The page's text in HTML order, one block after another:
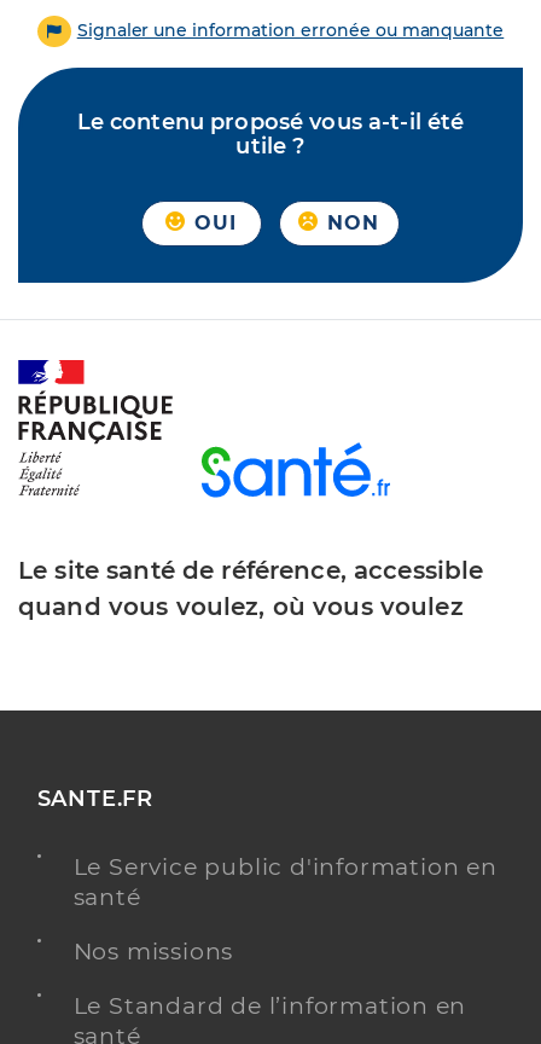
Signaler une information erronée ou manquante
Le contenu proposé vous a-t-il été
utile ?
OUI NON
Le site santé de référence, accessible
quand vous voulez, où vous voulez
SANTE.FR
Le Service public d'information en
santé
Nos missions
Le Standard de l’information en
santé